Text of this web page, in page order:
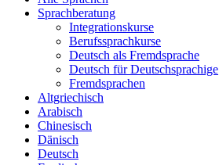
Sprachberatung
Integrationskurse
Berufssprachkurse
Deutsch als Fremdsprache
Deutsch für Deutschsprachige
Fremdsprachen
Altgriechisch
Arabisch
Chinesisch
Dänisch
Deutsch